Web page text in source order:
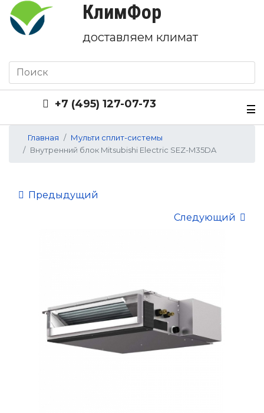
КлимФор
доставляем климат
+7 (495) 127-07-73
Главная
Мульти сплит-системы
Внутренний блок Mitsubishi Electric SEZ-M35DA
Предыдущий
Следующий